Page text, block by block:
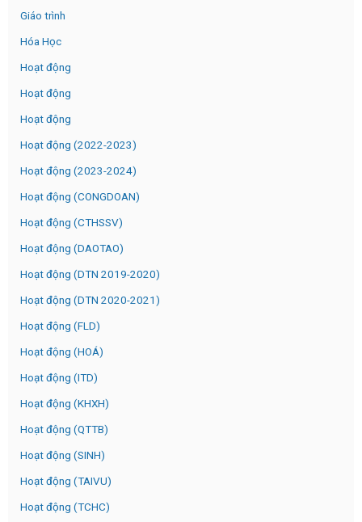
Giáo trình
Hóa Học
Hoạt động
Hoạt động
Hoạt động
Hoạt động (2022-2023)
Hoạt động (2023-2024)
Hoạt động (CONGDOAN)
Hoạt động (CTHSSV)
Hoạt động (DAOTAO)
Hoạt động (DTN 2019-2020)
Hoạt động (DTN 2020-2021)
Hoạt động (FLD)
Hoạt động (HOÁ)
Hoạt động (ITD)
Hoạt động (KHXH)
Hoạt động (QTTB)
Hoạt động (SINH)
Hoạt động (TAIVU)
Hoạt động (TCHC)